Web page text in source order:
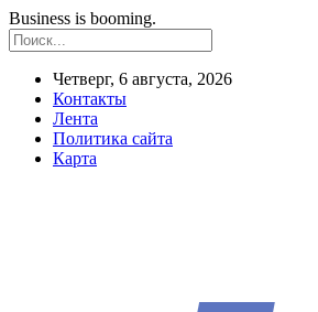
Business is booming.
Четверг, 6 августа, 2026
Контакты
Лента
Политика сайта
Карта